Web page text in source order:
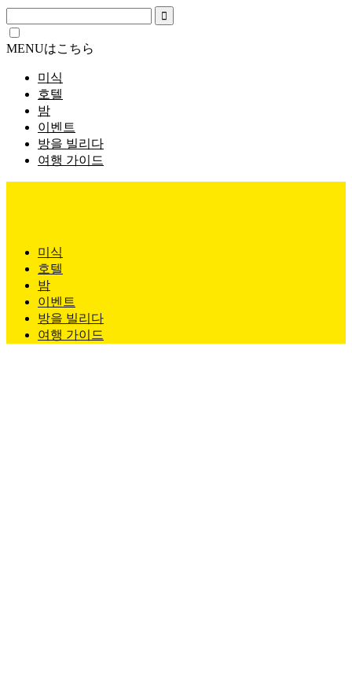
MENUはこちら
미식
호텔
밤
이벤트
방을 빌리다
여행 가이드
미식
호텔
밤
이벤트
방을 빌리다
여행 가이드